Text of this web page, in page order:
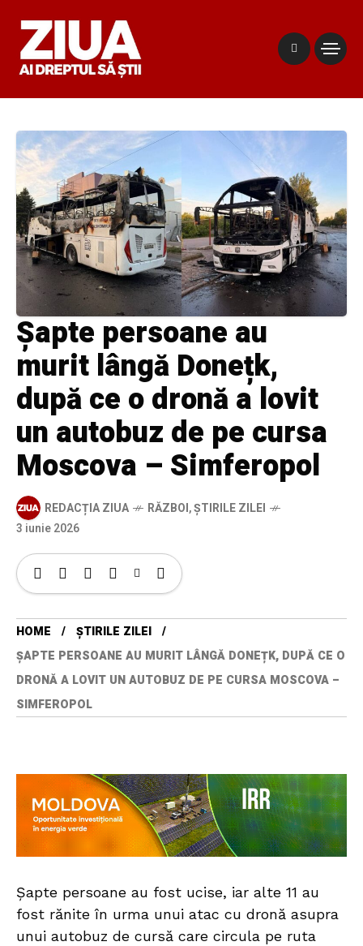
Șapte persoane au
murit lângă Donețk,
după ce o dronă a lovit
un autobuz de pe cursa
Moscova – Simferopol
REDACȚIA ZIUA RĂZBOI,ȘTIRILE ZILEI
3 iunie 2026
HOME
ȘTIRILE ZILEI
ȘAPTE PERSOANE AU MURIT LÂNGĂ DONEȚK, DUPĂ CE O
DRONĂ A LOVIT UN AUTOBUZ DE PE CURSA MOSCOVA –
SIMFEROPOL
Șapte persoane au fost ucise, iar alte 11 au
fost rănite în urma unui atac cu dronă asupra
unui autobuz de cursă care circula pe ruta